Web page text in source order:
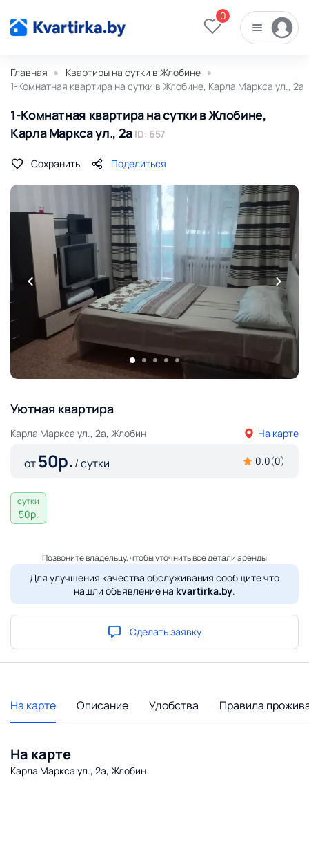
0
Главная
Квартиры на сутки в Жлобине
1-Комнатная квартира на сутки в Жлобине, Карла Маркса ул., 2а
1-Комнатная квартира на сутки в Жлобине,
Карла Маркса ул., 2а ID: 657
Сохранить Поделиться
Уютная квартира
Карла Маркса ул., 2а, Жлобин На карте
от50р./ сутки 0.0(0)
сутки
50р.
Позвоните владельцу, чтобы уточнить все детали аренды
Для улучшения качества обслуживания сообщите что
нашли объявление на kvartirka.by.
Сделать заявку
На карте Описание Удобства Правила
На карте
Карла Маркса ул., 2а, Жлобин